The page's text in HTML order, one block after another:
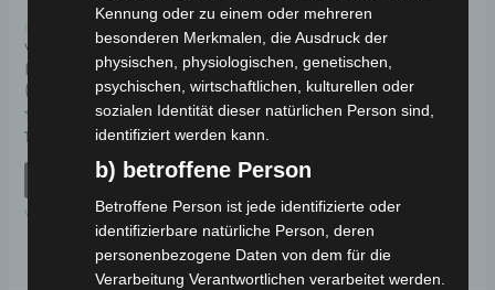
Kostenloser Versand
VSX SECHSKANT-
FLANSCH-SCHRAUBE
(M12*185)
Bewertet
0
19,00
IN DEN WARENKORB
VSX
Kennung oder zu einem oder mehreren
besonderen Merkmalen, die Ausdruck der
physischen, physiologischen, genetischen,
psychischen, wirtschaftlichen, kulturellen oder
sozialen Identität dieser natürlichen Person sind,
identifiziert werden kann.
b) betroffene Person
Betroffene Person ist jede identifizierte oder
identifizierbare natürliche Person, deren
personenbezogene Daten von dem für die
Verarbeitung Verantwortlichen verarbeitet werden.